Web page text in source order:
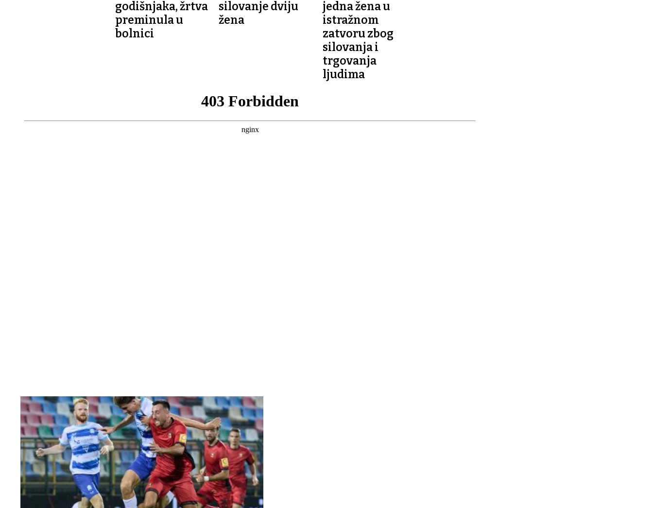
godišnjaka, žrtva
preminula u
bolnici
silovanje dviju
žena
jedna žena u
istražnom
zatvoru zbog
silovanja i
trgovanja
ljudima